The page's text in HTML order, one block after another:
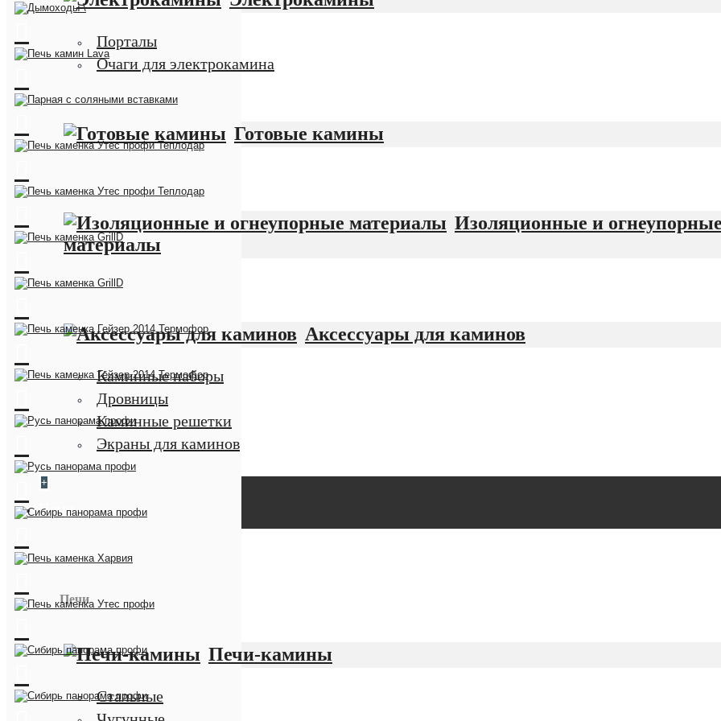
Порталы
Очаги для электрокамина
Готовые камины
Изоляционные и
материалы
Аксессуары для каминов
Каминные наборы
Дровницы
Каминные решетки
Экраны для каминов
+
Печи
Печи
Печи-камины
Стальные